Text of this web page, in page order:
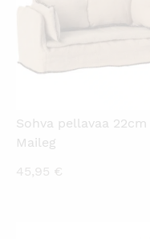
Sohva pellavaa 22cm
Maileg
45,95 €